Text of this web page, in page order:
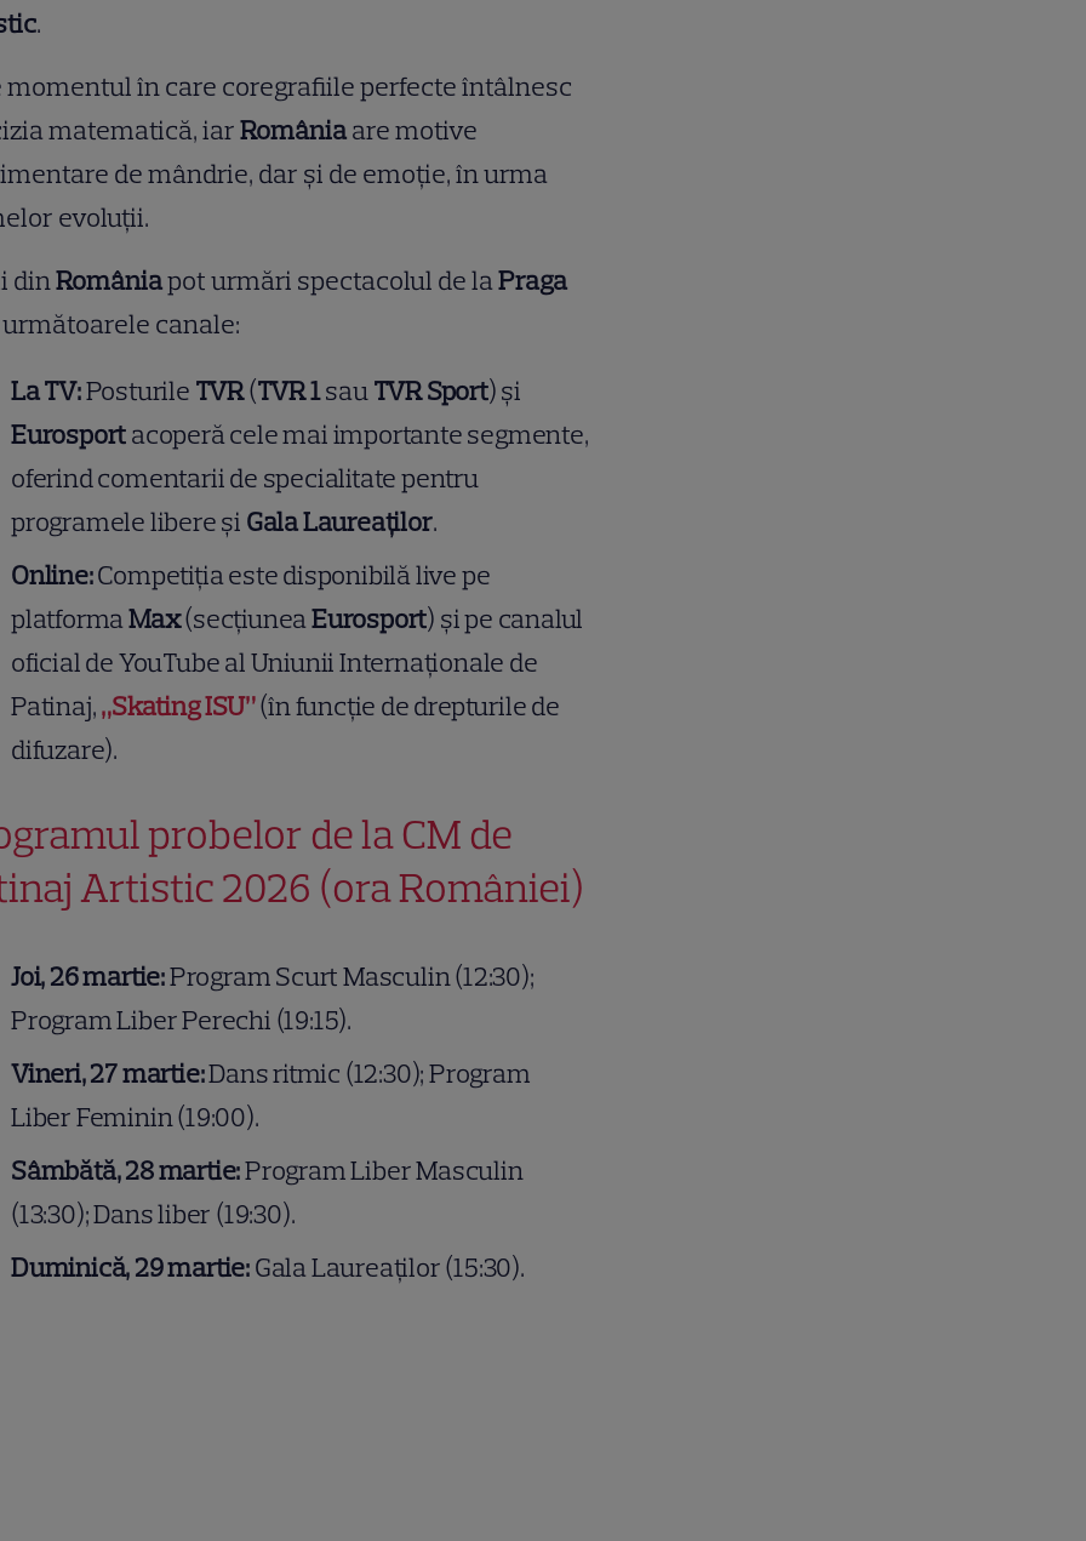
.
momentul în care coregrafiile perfecte întâlnesc
matematică, iarRomâniaare motive
de mândrie, dar și de emoție, în urma
evoluții.
dinRomâniapot urmări spectacolul de laPraga
canale:
La TV:Posturile TVR(TVR 1sauTVR Sport) și
Eurosportacoperă cele mai importante segmente,
oferind comentarii de specialitate pentru
programele libere și Gala Laureaților.
Online:Competiția este disponibilă live pe
platformaMax(secțiuneaEurosport) și pe canalul
oficial de YouTube al Uniunii Internaționale de
Patinaj,„Skating ISU”(în funcție de drepturile de
difuzare).
probelor de la CM de
Artistic 2026 (ora României)
Joi, 26 martie:Program Scurt Masculin (12:30);
Program Liber Perechi (19:15).
Vineri, 27 martie:Dans ritmic (12:30); Program
Liber Feminin (19:00).
Sâmbătă, 28 martie:Program Liber Masculin
(13:30); Dans liber (19:30).
Duminică, 29 martie:Gala Laureaților (15:30).